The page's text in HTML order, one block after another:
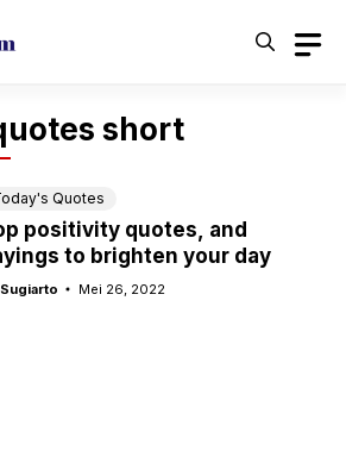
short
Quotes
positivity quotes, and
to brighten your day
Sugiarto Mei 26, 2022